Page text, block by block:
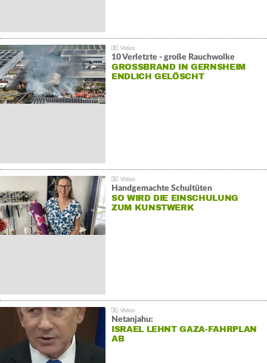
10 Verletzte - große Rauchwolke
GROSSBRAND IN GERNSHEIM E
NDLICH GELÖSCHT
Handgemachte Schultüten
SO WIRD DIE EINSCHULUNG
ZUM KUNSTWERK
Netanjahu:
ISRAEL LEHNT GAZA-FAHRPLAN
AB